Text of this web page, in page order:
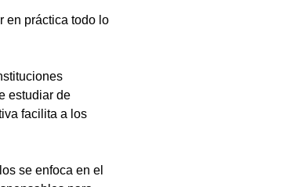
en práctica todo lo
estudiar de
facilita a los
se enfoca en el